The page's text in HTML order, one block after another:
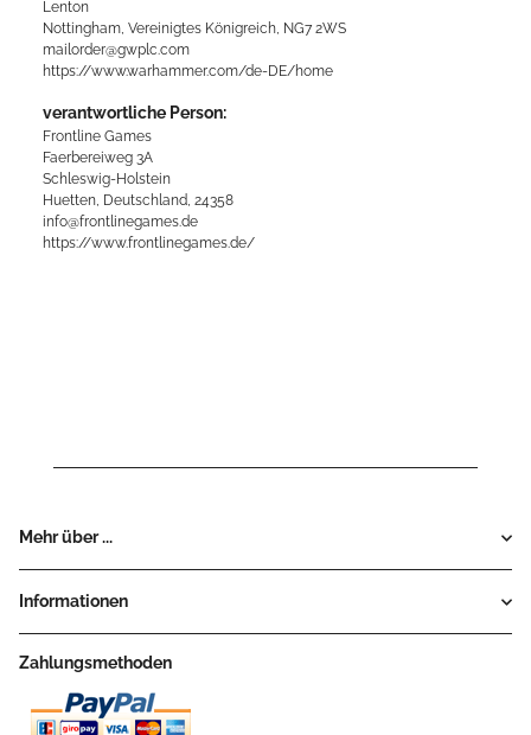
Lenton
Nottingham, Vereinigtes Königreich, NG7 2WS
mailorder@gwplc.com
https://www.warhammer.com/de-DE/home
verantwortliche Person:
Frontline Games
Faerbereiweg 3A
Schleswig-Holstein
Huetten, Deutschland, 24358
info@frontlinegames.de
https://www.frontlinegames.de/
Mehr über ...
Informationen
Zahlungsmethoden